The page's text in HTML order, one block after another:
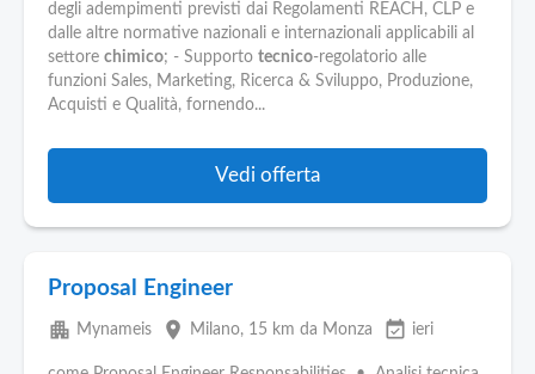
degli adempimenti previsti dai Regolamenti REACH, CLP e
dalle altre normative nazionali e internazionali applicabili al
settore chimico; - Supporto tecnico-regolatorio alle
funzioni Sales, Marketing, Ricerca & Sviluppo, Produzione,
Acquisti e Qualità, fornendo...
Vedi offerta
Proposal Engineer
apartment Mynameis place Milano, 15 km da Monza event_available ieri